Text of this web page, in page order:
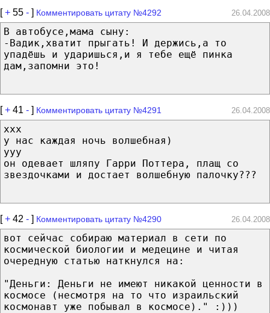
[+ 55 - ] Комментировать цитату №4292 26.04.2008
В автобусе,мама сыну:
-Вадик,хватит прыгать! И держись,а то
упадёшь и ударишься,и я тебе ещё пинка
дам,запомни это!
[+ 41 - ] Комментировать цитату №4291 26.04.2008
xxx
у нас каждая ночь волшебная)
yyy
он одевает шляпу Гарри Поттера, плащ со
звездочками и достает волшебную палочку???
[+ 42 - ] Комментировать цитату №4290 26.04.2008
вот сейчас собираю материал в сети по
космической биологии и медецине и читая
очередную статью наткнулся на:
"Деньги: Деньги не имеют никакой ценности в
космосе (несмотря на то что израильский
космонавт уже побывал в космосе)." :)))